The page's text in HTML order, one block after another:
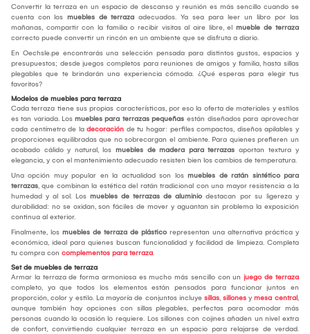
Convertir la terraza en un espacio de descanso y reunión es más sencillo cuando se
cuenta con los muebles de terraza adecuados. Ya sea para leer un libro por las
mañanas, compartir con la familia o recibir visitas al aire libre, el mueble de terraza
correcto puede convertir un rincón en un ambiente que se disfruta a diario.
En Oechsle.pe encontrarás una selección pensada para distintos gustos, espacios y
presupuestos; desde juegos completos para reuniones de amigos y familia, hasta sillas
plegables que te brindarán una experiencia cómoda. ¿Qué esperas para elegir tus
favoritos?
Modelos de muebles para terraza
Cada terraza tiene sus propias características, por eso la oferta de materiales y estilos
es tan variada. Los muebles para terrazas pequeñas están diseñados para aprovechar
cada centímetro de la decoración de tu hogar: perfiles compactos, diseños apilables y
proporciones equilibradas que no sobrecargan el ambiente. Para quienes prefieren un
acabado cálido y natural, los muebles de madera para terrazas aportan textura y
elegancia, y con el mantenimiento adecuado resisten bien los cambios de temperatura.
Una opción muy popular en la actualidad son los muebles de ratán sintético para
terrazas, que combinan la estética del ratán tradicional con una mayor resistencia a la
humedad y al sol. Los muebles de terrazas de aluminio destacan por su ligereza y
durabilidad: no se oxidan, son fáciles de mover y aguantan sin problema la exposición
continua al exterior.
Finalmente, los muebles de terraza de plástico representan una alternativa práctica y
económica, ideal para quienes buscan funcionalidad y facilidad de limpieza. Completa
tu compra con complementos para terraza.
Set de muebles de terraza
Armar la terraza de forma armoniosa es mucho más sencillo con un juego de terraza
completo, ya que todos los elementos están pensados para funcionar juntos en
proporción, color y estilo. La mayoría de conjuntos incluye sillas, sillones y mesa central,
aunque también hay opciones con sillas plegables, perfectas para acomodar más
personas cuando la ocasión lo requiere. Los sillones con cojines añaden un nivel extra
de confort, convirtiendo cualquier terraza en un espacio para relajarse de verdad.